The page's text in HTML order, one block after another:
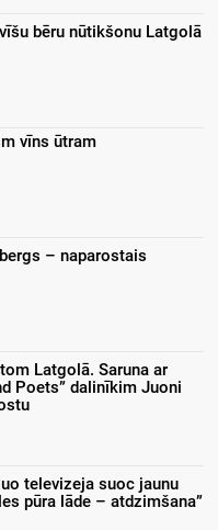
bēru nūtikšonu Latgolā
vīns ūtram
– naparostais
Latgolā. Saruna ar
Poets” dalinīkim Juoni
televizeja suoc jaunu
pūra lāde – atdzimšana”